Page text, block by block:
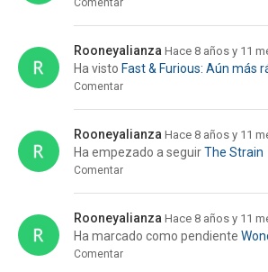
Comentar
Rooneyalianza Hace 8 años y 11
Ha visto Fast & Furious: Aún más
Comentar
Rooneyalianza Hace 8 años y 11
Ha empezado a seguirThe Strain
Comentar
Rooneyalianza Hace 8 años y 11
Ha marcado como pendiente
Comentar